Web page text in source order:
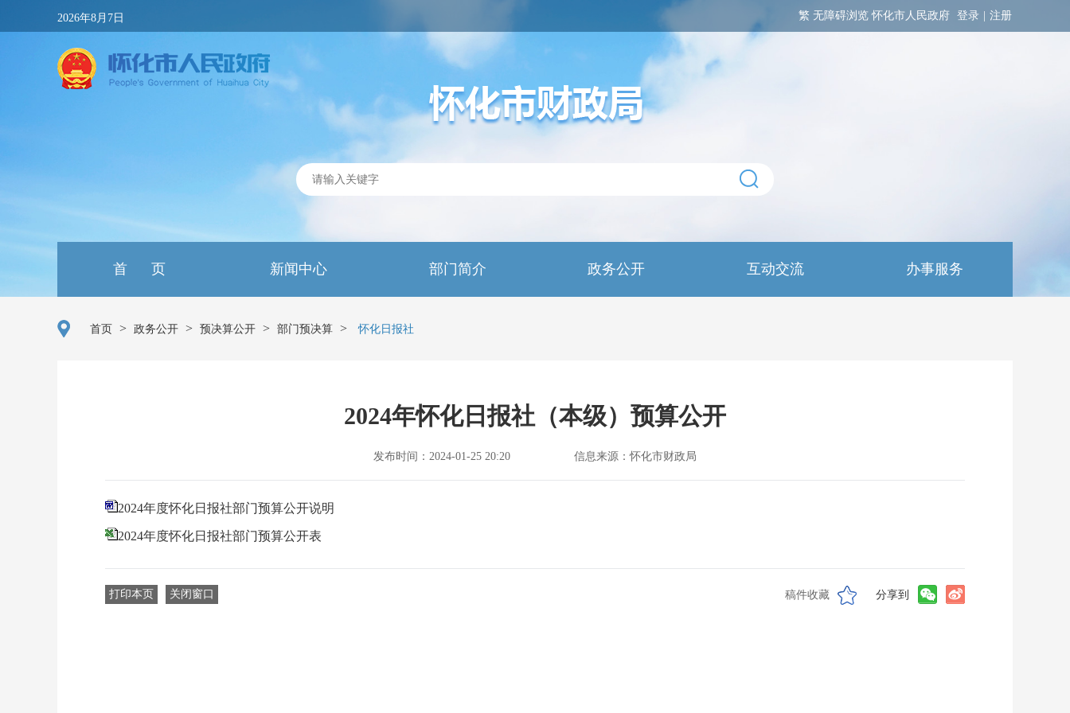
2026年8月7日 繁 无障碍浏览 怀化市人民政府 登录 注册
首 页 新闻中心 部门简介 政务公开 互动交流 办事服务
首页 > 政务公开 > 预决算公开 > 部门预决算 > 怀化日报社
2024年怀化日报社（本级）预算公开
发布时间：2024-01-25 20:20 信息来源：怀化市财政局
2024年度怀化日报社部门预算公开说明
2024年度怀化日报社部门预算公开表
打印本页 关闭窗口 稿件收藏 分享到